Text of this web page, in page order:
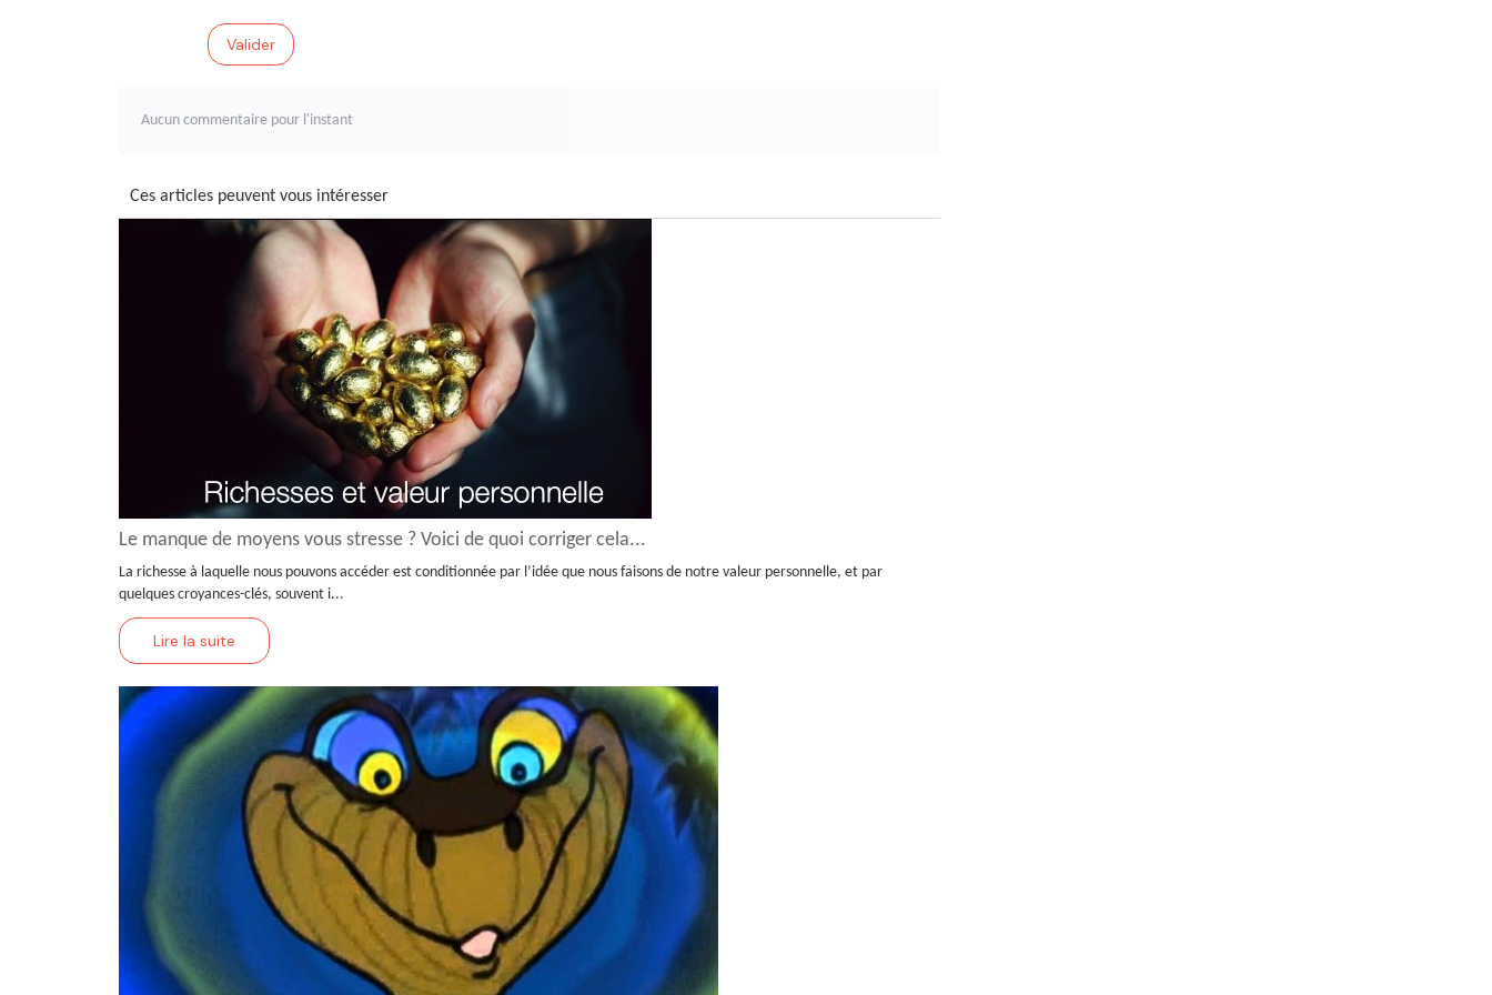
Valider
Aucun commentaire pour l'instant
Ces articles peuvent vous intéresser
Le manque de moyens vous stresse ? Voici de quoi corriger cela...
La richesse à laquelle nous pouvons accéder est conditionnée par l’idée que nous faisons de notre valeur personnelle, et par
quelques croyances-clés, souvent i...
Lire la suite